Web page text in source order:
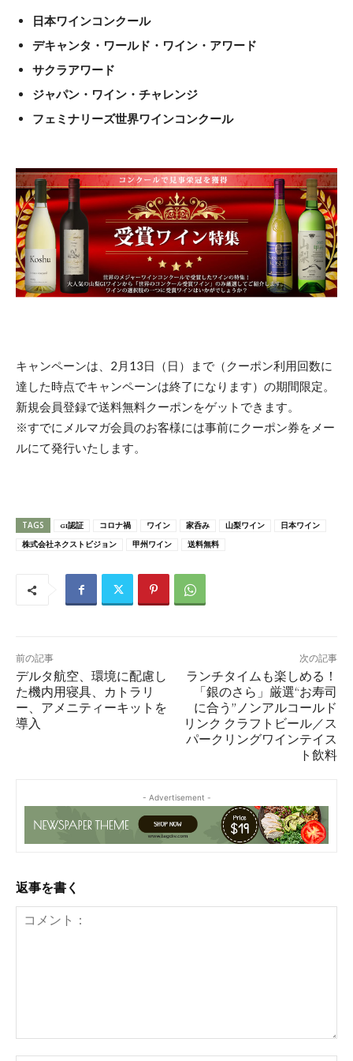
日本ワインコンクール
デキャンタ・ワールド・ワイン・アワード
サクラアワード
ジャパン・ワイン・チャレンジ
フェミナリーズ世界ワインコンクール
キャンペーンは、2月13日（日）まで（クーポン利用回数に
達した時点でキャンペーンは終了になります）の期間限定。
新規会員登録で送料無料クーポンをゲットできます。
※すでにメルマガ会員のお客様には事前にクーポン券をメー
ルにて発行いたします。
TAGS GI認証 コロナ禍 ワイン 家呑み 山梨ワイン 日本ワイン
株式会社ネクストビジョン 甲州ワイン 送料無料
前の記事
デルタ航空、環境に配慮し
た機内用寝具、カトラリ
ー、アメニティーキットを
導入
次の記事
ランチタイムも楽しめる！
「銀のさら」厳選“お寿司
に合う”ノンアルコールド
リンク クラフトビール／ス
パークリングワインテイス
ト飲料
- Advertisement -
返事を書く